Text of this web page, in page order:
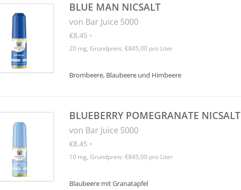
BLUE MAN NICSALT
von Bar Juice 5000
€8,45 *
20 mg, Grundpreis: €845,00 pro Liter
Brombeere, Blaubeere und Himbeere
BLUEBERRY POMEGRANATE NICSALT
von Bar Juice 5000
€8,45 *
10 mg, Grundpreis: €845,00 pro Liter
Blaubeere mit Granatapfel